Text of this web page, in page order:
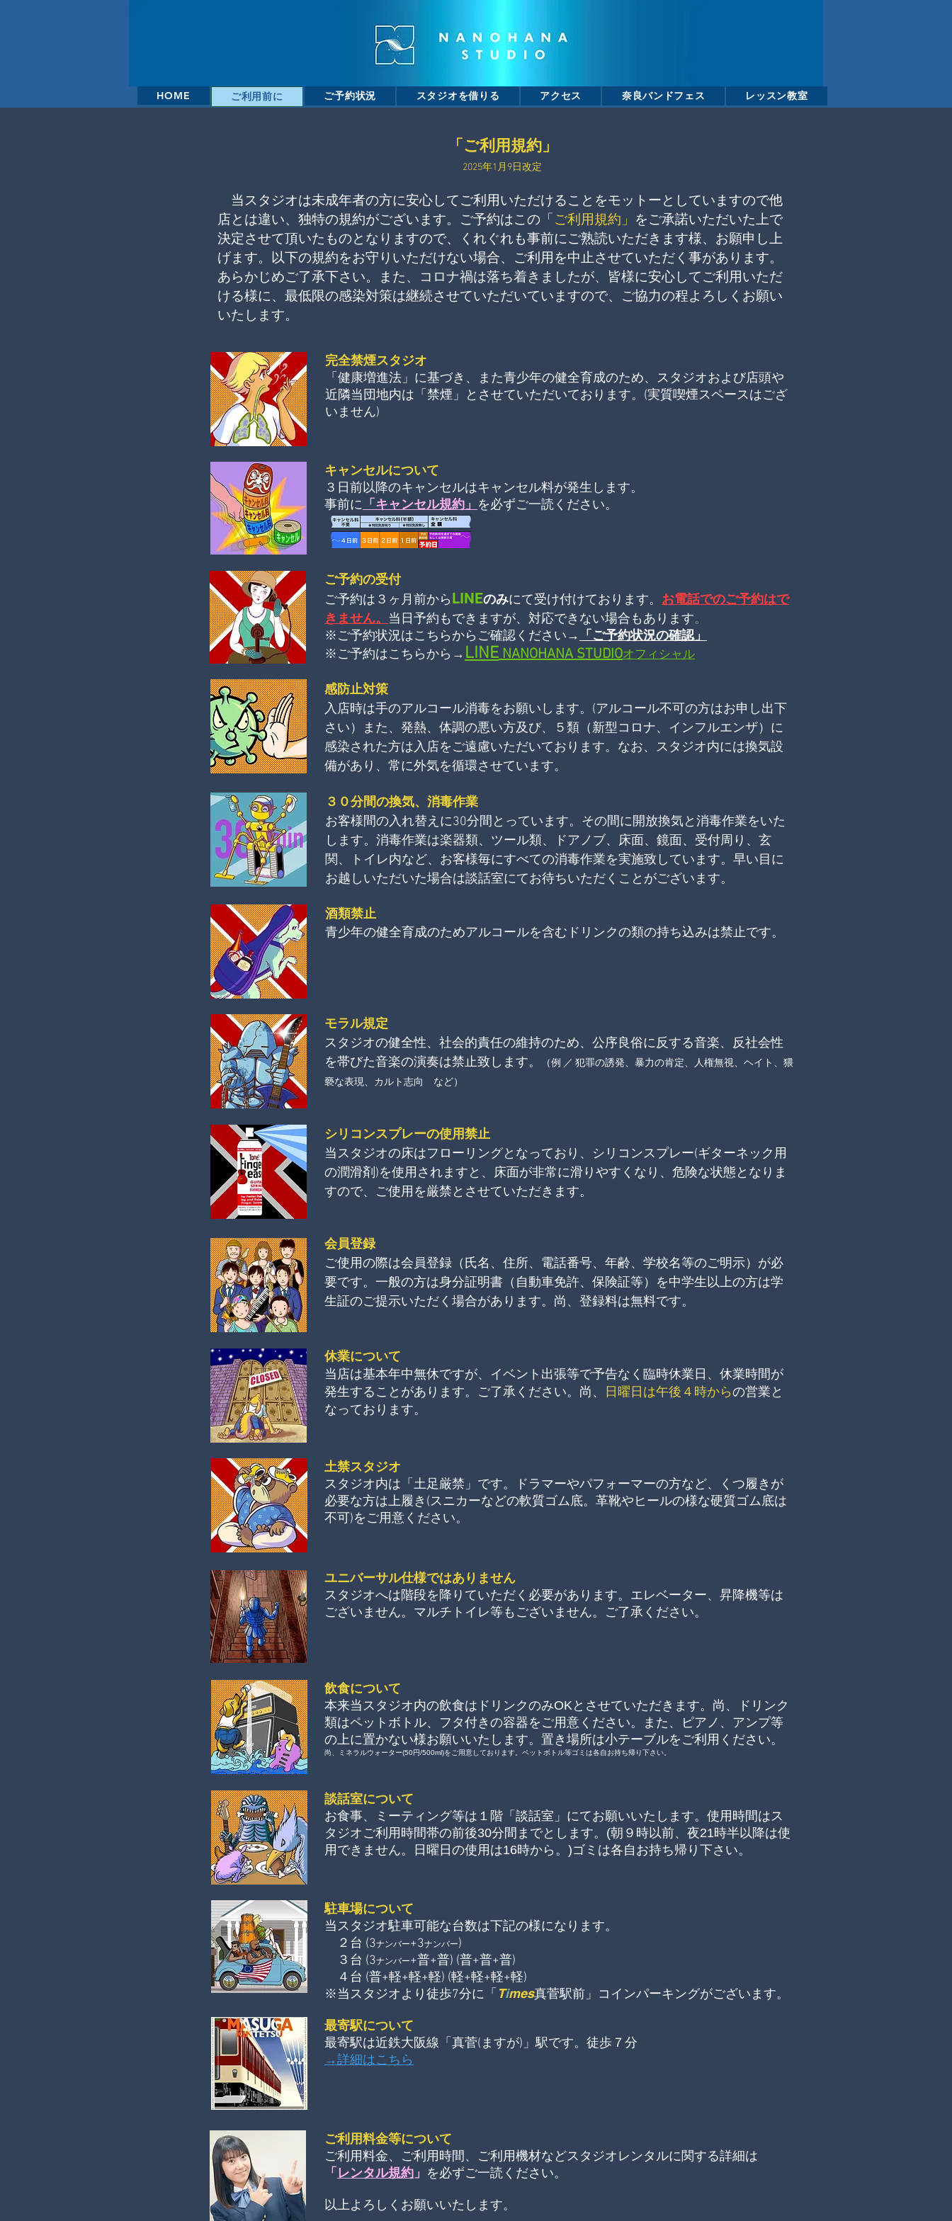
HOME ご利用前に ご予約状況 スタジオを借りる アクセス 奈良バンドフェス レッスン教室
「ご利用規約」
2025年1月9日改定
当スタジオは未成年者の方に安心してご利用いただけることをモットーとしていますので他
店とは違い、独特の規約がございます。ご予約はこの「 ご利用規約」 をご承諾いただいた上で
決定させて頂いたものとなりますので、くれぐれも事前にご熟読いただきます様、お願申し上
げます。 以下の規約をお守りいただけない場合、ご利用を中止させていただく事があります。
あらかじめご了承下さい。また、
コロナ禍は落ち着きましたが、皆様に安心してご利用いただ
ける様に、最低限の感染対策は継続させていただいていますので、ご協力の程よろしくお願い
いたします。
完全禁煙スタジオ
「健康増進法」に基づき、また青少年の健全育成のため、スタジオおよび店頭や
近隣当団地内は「禁煙」とさせていただいております。 (実質喫煙スペースはござ
いません)
キャンセルについて
３日前以降のキャンセルはキャンセル料が発生します。
事前に 「キャンセル規約」 を必ずご一読ください。
ご予約の受付
ご予約は ３ヶ月前からLINEのみにて受け付けております。 お電話でのご予約はで
きません。 当日予約もでき ますが、対応できない場合もあります。
※ご予約状況はこちらからご確認ください→
「ご予約状況の確認」
※ご予約はこちらから→ LINENANOHANASTUDIOオフィシャル
感防止対策
入店時は手のアルコール消毒をお願いします。(アルコール不可の方はお申し出下
さい）また、発熱、体調の悪い方及び、５類（新型コロナ、インフルエンザ）に
感染された方は入店をご遠慮いただいております。なお、 スタジオ内には換気設
備があり、常に外気を循環させています。
３０分間の換気、消毒作業
お客様間の入れ替えに30分間とっています。その間に開放換気と消毒作業をいた
します。消毒作業は楽器類、ツール類、ドアノブ、床面、鏡面、受付周り、玄
関、トイレ内など、お客様毎にすべての消毒作業を実施致しています。早い目に
お越しいただいた場合は談話室にてお待ちいただくことがございます。
酒類禁止
青少年の健全育成のためアルコールを含むドリンクの類の持ち込みは禁止です。
モラル規定
スタジオの健全性、社会的責任の維持のため、公序良俗に反する音楽、反社会性
を帯びた音楽の演奏は禁止致します。
（例 ／ 犯罪の誘発、暴力の肯定、人権無視、ヘイト、猥
褻な表現、 カルト志向 など）
シリコンスプレーの使用禁止
当スタジオの床はフローリングとなっており、シリコンスプレー(ギターネック用
の潤滑剤)を使用されますと、床面が非常に滑りやすくなり、危険な状態となりま
すので、ご使用を厳禁とさせていただきます。
会員登録
ご使用の際は会員登録（氏名、住所、電話番号、年齢、学校名等のご明示）が必
要です。一般の方は身分証明書（自動車免許、保険証等）を中学生以上の方は学
生証のご提示いただく場合があります。尚、登録料は無料です。
休業について
当店は基本年中無休ですが、イベント出張等で予告なく臨時休業日、休業時間が
発生することがあります。ご了承ください。尚、
日曜日は午後４時からの営業と
なっております。
土禁スタジオ
スタジオ内は 「土足厳禁」 です。ドラマーやパフォーマーの方など、くつ履きが
必要な方は上履き (スニカーなどの軟質ゴム底。 革靴やヒールの様な硬質ゴム底は
不可)をご用意ください。
ユニバーサル仕様ではありません
スタジオへは階段を降りていただく必要があります。エレベーター、昇降機等は
ございません。 マルチト イレ等もございません。ご了承ください。
飲食について
本来当スタジオ内の飲食は ドリンクのみOKとさせていただきます。尚、
ドリンク
類はペットボトル、 フタ付きの容器をご用意ください。また、ピアノ、アンプ等
の上に置かない様お願いいたします。置き場所は小テーブルをご利用ください。
尚、ミネラルウォーター(50円/500ml)をご用意しております。ペットボトル等ゴミは各自お持ち帰り下さい。
談話室について
お食事、ミーティング等は１階「談話室」にてお願いいたします。使用時間はス
タジオご利用時間帯の前後30分間までとします。(朝９時以前、夜21時半以降は使
用できません。日曜日の使用は16時から。)ゴミは各自お持ち帰り下さい。
駐車場について
当スタジオ駐車可能な台数は下記の様になります。
２台 (3ナンバー+3ナンバー)
３台 (3ナンバー+普+普) (普+普+普)
４台 (普+軽+軽+軽) (軽+軽+軽+軽)
※当スタジオより徒歩7分に「 Times真菅駅前」 コインパーキングがございます。
最寄駅について
最寄駅は近鉄大阪線「真菅(ますが)」駅です。徒歩７分
→詳細はこちら
ご利用料金等について
ご利用料金、ご利用時間、ご利用機材などスタジオレンタルに関する詳細は
「 レンタル規約」 を必ずご一読ください。
以上よろしくお願いいたします。